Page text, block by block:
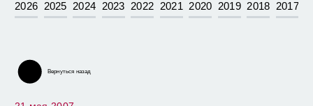
19 НОЯБРЯ АГЕНТ ПО ВЫДАЧЕ, ПОГАШЕНИЮ И ОБМЕНУ
ИНВЕСТИЦИОННЫХ ПАЕВ ОАО "ИК "ДОХОДЪ" ОТКРЫВАЕТ НОВЫЙ
2026 2025 2024 2023 2022 2021 2020 2019 2018 2017
Вернуться назад